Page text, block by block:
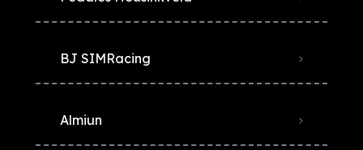
BJ SIMRacing
Almiun